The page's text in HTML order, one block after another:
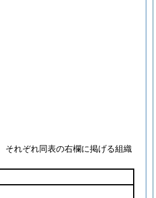
それぞれ同表の右欄に掲げる組織